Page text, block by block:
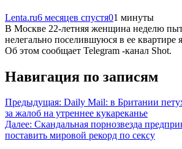
Lenta.ru6 месяцев спустя01 минуты
В Москве 22-летняя женщина неделю
нелегально поселившуюся в ее квартире
Об этом сообщает Telegram -канал Shot.
Навигация по записям
Предыдущая: Daily Mail: в Британии
за жалоб на утреннее кукареканье
Далее: Скандальная порнозвезда
поставить мировой рекорд по сексу